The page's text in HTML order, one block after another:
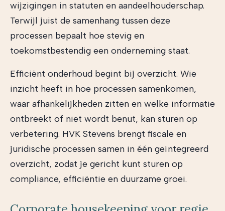
wijzigingen in statuten en aandeelhouderschap.
Terwijl juist de samenhang tussen deze
processen bepaalt hoe stevig en
toekomstbestendig een onderneming staat.
Efficiënt onderhoud begint bij overzicht. Wie
inzicht heeft in hoe processen samenkomen,
waar afhankelijkheden zitten en welke informatie
ontbreekt of niet wordt benut, kan sturen op
verbetering. HVK Stevens brengt fiscale en
juridische processen samen in één geïntegreerd
overzicht, zodat je gericht kunt sturen op
compliance, efficiëntie en duurzame groei.